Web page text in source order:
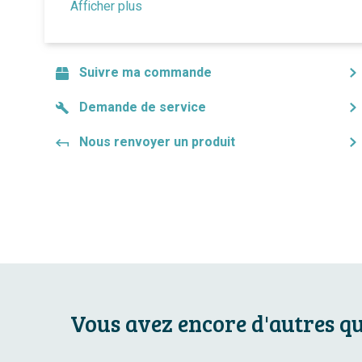
Afficher plus
Suivre ma commande
Demande de service
Nous renvoyer un produit
Vous avez encore d'autres